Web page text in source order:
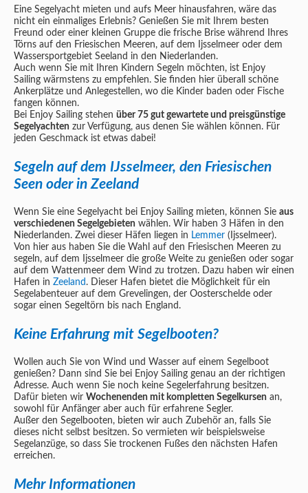
Eine Segelyacht mieten und aufs Meer hinausfahren, wäre das
nicht ein einmaliges Erlebnis? Genießen Sie mit Ihrem besten
Freund oder einer kleinen Gruppe die frische Brise während Ihres
Törns auf den Friesischen Meeren, auf dem Ijsselmeer oder dem
Wassersportgebiet Seeland in den Niederlanden.
Auch wenn Sie mit Ihren Kindern Segeln möchten, ist Enjoy
Sailing wärmstens zu empfehlen. Sie finden hier überall schöne
Ankerplätze und Anlegestellen, wo die Kinder baden oder Fische
fangen können.
Bei Enjoy Sailing stehen über 75 gut gewartete und preisgünstige
Segelyachten zur Verfügung, aus denen Sie wählen können. Für
jeden Geschmack ist etwas dabei!
Segeln auf dem IJsselmeer, den Friesischen
Seen oder in Zeeland
Wenn Sie eine Segelyacht bei Enjoy Sailing mieten, können Sie aus
verschiedenen Segelgebieten wählen. Wir haben 3 Häfen in den
Niederlanden. Zwei dieser Häfen liegen in Lemmer (Ijsselmeer).
Von hier aus haben Sie die Wahl auf den Friesischen Meeren zu
segeln, auf dem Ijsselmeer die große Weite zu genießen oder sogar
auf dem Wattenmeer dem Wind zu trotzen. Dazu haben wir einen
Hafen in Zeeland . Dieser Hafen bietet die Möglichkeit für ein
Segelabenteuer auf dem Grevelingen, der Oosterschelde oder
sogar einen Segeltörn bis nach England.
Keine Erfahrung mit Segelbooten?
Wollen auch Sie von Wind und Wasser auf einem Segelboot
genießen? Dann sind Sie bei Enjoy Sailing genau an der richtigen
Adresse. Auch wenn Sie noch keine Segelerfahrung besitzen.
Dafür bieten wir Wochenenden mit kompletten Segelkursen an,
sowohl für Anfänger aber auch für erfahrene Segler.
Außer den Segelbooten, bieten wir auch Zubehör an, falls Sie
dieses nicht selbst besitzen. So vermieten wir beispielsweise
Segelanzüge, so dass Sie trockenen Fußes den nächsten Hafen
erreichen.
Mehr Informationen